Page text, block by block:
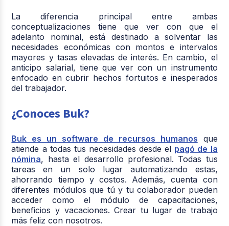
La diferencia principal entre ambas
conceptualizaciones tiene que ver con que el
adelanto nominal, está destinado a solventar las
necesidades económicas con montos e intervalos
mayores y tasas elevadas de interés. En cambio, el
anticipo salarial, tiene que ver con un instrumento
enfocado en cubrir hechos fortuitos e inesperados
del trabajador.
¿Conoces Buk?
Buk es un software de recursos humanos que
atiende a todas tus necesidades desde el pagó de la
nómina, hasta el desarrollo profesional. Todas tus
tareas en un solo lugar automatizando estas,
ahorrando tiempo y costos. Además, cuenta con
diferentes módulos que tú y tu colaborador pueden
acceder como el módulo de capacitaciones,
beneficios y vacaciones. Crear tu lugar de trabajo
más feliz con nosotros.